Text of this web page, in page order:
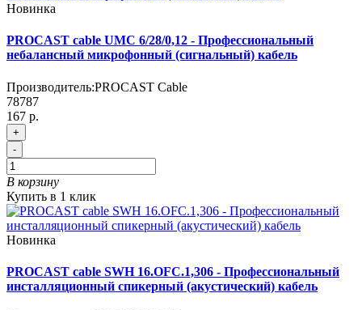
Новинка
PROCAST cable UMC 6/28/0,12 - Профессиональный
небалансный микрофонный (сигнальный) кабель
Производитель:PROCAST Cable
78787
167 р.
+
-
В корзину
Купить в 1 клик
Новинка
PROCAST cable SWH 16.OFC.1,306 - Профессиональный
инсталляционный спикерный (акустический) кабель